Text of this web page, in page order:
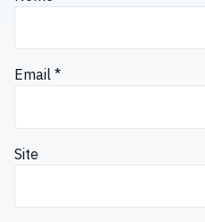
Email *
Site